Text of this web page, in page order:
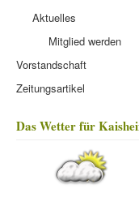
Aktuelles
Mitglied werden
Vorstandschaft
Zeitungsartikel
Das Wetter für